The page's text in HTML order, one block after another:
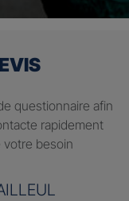
questionnaire afin
rapidement
votre besoin